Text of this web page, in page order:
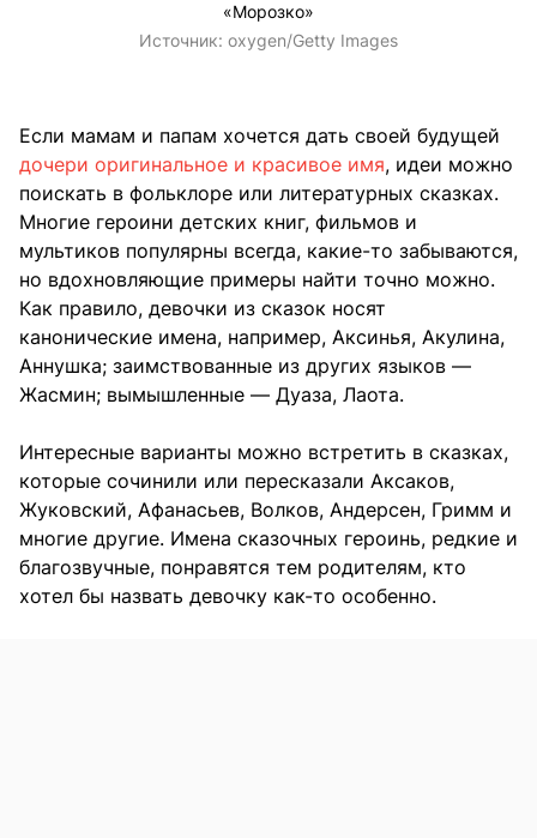
«Морозко»
Источник: oxygen/Getty Images
Если мамам и папам хочется дать своей будущей
дочери оригинальное и красивое имя, идеи можно
поискать в фольклоре или литературных сказках.
Многие героини детских книг, фильмов и
мультиков популярны всегда, какие-то забываются,
но вдохновляющие примеры найти точно можно.
Как правило, девочки из сказок носят
канонические имена, например, Аксинья, Акулина,
Аннушка; заимствованные из других языков —
Жасмин; вымышленные — Дуаза, Лаота.
Интересные варианты можно встретить в сказках,
которые сочинили или пересказали Аксаков,
Жуковский, Афанасьев, Волков, Андерсен, Гримм и
многие другие. Имена сказочных героинь, редкие и
благозвучные, понравятся тем родителям, кто
хотел бы назвать девочку как-то особенно.